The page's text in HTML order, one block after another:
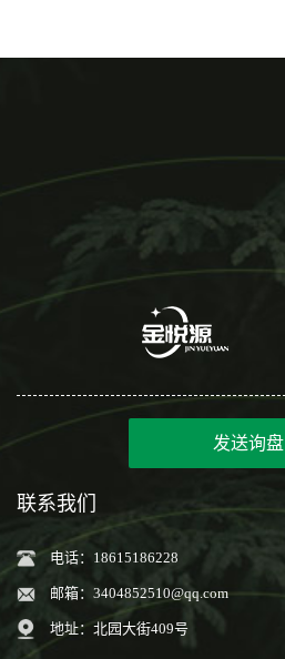
发送询盘
联系我们
电话：18615186228
邮箱： 3404852510@qq.com
地址：北园大街409号